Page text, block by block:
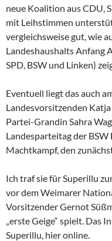
neue Koalition aus CDU,
mit Leihstimmen
vergleichsweise gut, wie
Landeshaushalts Anfang
SPD, BSW und Linken)
Eventuell liegt das auch
Landesvorsitzenden
Partei-Grandin Sahra
Landesparteitag der
Machtkampf, den
Ich traf sie für Superillu
vor dem Weimarer
Vorsitzender Gernot
„erste Geige“ spielt. Das
Superillu, hier online.